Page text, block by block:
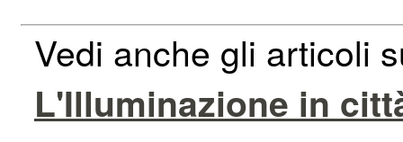
Vedi anche gli articoli
L'Illuminazione in